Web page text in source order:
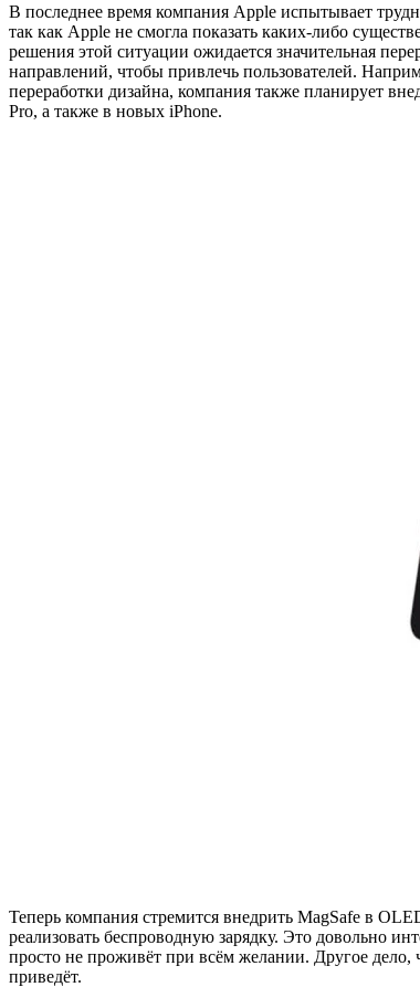
В последнее время компания Apple испытывает
так как Apple не смогла показать каких-либо
решения этой ситуации ожидается значительная
направлений, чтобы привлечь пользователей.
переработки дизайна, компания также планирует
Pro, а также в новых iPhone.
Теперь компания стремится внедрить MagSafe в
реализовать беспроводную зарядку. Это довольно
просто не проживёт при всём желании. Другое дело,
приведёт.